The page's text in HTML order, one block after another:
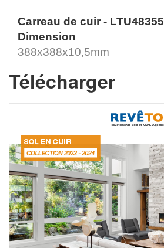
Carreau de cuir - LTU48355
Dimension
388x388x10,5mm
Télécharger